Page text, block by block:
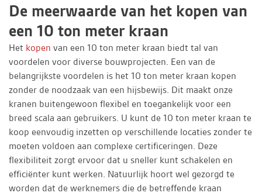
De meerwaarde van het kopen van
een 10 ton meter kraan
Het kopen van een 10 ton meter kraan biedt tal van
voordelen voor diverse bouwprojecten. Een van de
belangrijkste voordelen is het 10 ton meter kraan kopen
zonder de noodzaak van een hijsbewijs. Dit maakt onze
kranen buitengewoon flexibel en toegankelijk voor een
breed scala aan gebruikers. U kunt de 10 ton meter kraan te
koop eenvoudig inzetten op verschillende locaties zonder te
moeten voldoen aan complexe certificeringen. Deze
flexibiliteit zorgt ervoor dat u sneller kunt schakelen en
efficiënter kunt werken. Natuurlijk hoort wel gezorgd te
worden dat de werknemers die de betreffende kraan